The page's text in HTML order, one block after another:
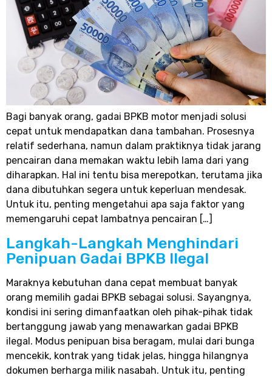
Bagi banyak orang, gadai BPKB motor menjadi solusi
cepat untuk mendapatkan dana tambahan. Prosesnya
relatif sederhana, namun dalam praktiknya tidak jarang
pencairan dana memakan waktu lebih lama dari yang
diharapkan. Hal ini tentu bisa merepotkan, terutama jika
dana dibutuhkan segera untuk keperluan mendesak.
Untuk itu, penting mengetahui apa saja faktor yang
memengaruhi cepat lambatnya pencairan […]
Langkah-Langkah Menghindari
Penipuan Gadai BPKB Ilegal
Maraknya kebutuhan dana cepat membuat banyak
orang memilih gadai BPKB sebagai solusi. Sayangnya,
kondisi ini sering dimanfaatkan oleh pihak-pihak tidak
bertanggung jawab yang menawarkan gadai BPKB
ilegal. Modus penipuan bisa beragam, mulai dari bunga
mencekik, kontrak yang tidak jelas, hingga hilangnya
dokumen berharga milik nasabah. Untuk itu, penting